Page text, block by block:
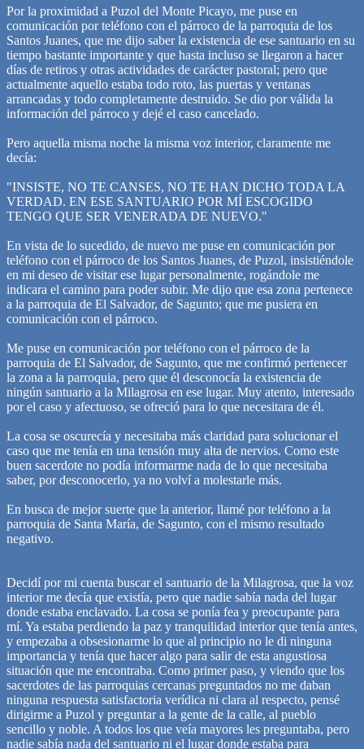
Por la proximidad a Puzol del Monte Picayo, me puse en
comunicación por teléfono con el párroco de la parroquia de los
Santos Juanes, que me dijo saber la existencia de ese santuario en su
tiempo bastante importante y que hasta incluso se llegaron a hacer
días de retiros y otras actividades de carácter pastoral; pero que
actualmente aquello estaba todo roto, las puertas y ventanas
arrancadas y todo completamente destruido. Se dio por válida la
información del párroco y dejé el caso cancelado.
Pero aquella misma noche la misma voz interior, claramente me
decía:
"INSISTE, NO TE CANSES, NO TE HAN DICHO TODA LA
VERDAD. EN ESE SANTUARIO POR MÍ ESCOGIDO
TENGO QUE SER VENERADA DE NUEVO."
En vista de lo sucedido, de nuevo me puse en comunicación por
teléfono con el párroco de los Santos Juanes, de Puzol, insistiéndole
en mi deseo de visitar ese lugar personalmente, rogándole me
indicara el camino para poder subir. Me dijo que esa zona pertenece
a la parroquia de El Salvador, de Sagunto; que me pusiera en
comunicación con el párroco.
Me puse en comunicación por teléfono con el párroco de la
parroquia de El Salvador, de Sagunto, que me confirmó pertenecer
la zona a la parroquia, pero que él desconocía la existencia de
ningún santuario a la Milagrosa en ese lugar. Muy atento, interesado
por el caso y afectuoso, se ofreció para lo que necesitara de él.
La cosa se oscurecía y necesitaba más claridad para solucionar el
caso que me tenía en una tensión muy alta de nervios. Como este
buen sacerdote no podía informarme nada de lo que necesitaba
saber, por desconocerlo, ya no volví a molestarle más.
En busca de mejor suerte que la anterior, llamé por teléfono a la
parroquia de Santa María, de Sagunto, con el mismo resultado
negativo.
Decidí por mi cuenta buscar el santuario de la Milagrosa, que la voz
interior me decía que existía, pero que nadie sabía nada del lugar
donde estaba enclavado. La cosa se ponía fea y preocupante para
mí. Ya estaba perdiendo la paz y tranquilidad interior que tenía antes,
y empezaba a obsesionarme lo que al principio no le di ninguna
importancia y tenía que hacer algo para salir de esta angustiosa
situación que me encontraba. Como primer paso, y viendo que los
sacerdotes de las parroquias cercanas preguntados no me daban
ninguna respuesta satisfactoria verídica ni clara al respecto, pensé
dirigirme a Puzol y preguntar a la gente de la calle, al pueblo
sencillo y noble. A todos los que veía mayores les preguntaba, pero
nadie sabía nada del santuario ni el lugar donde estaba para